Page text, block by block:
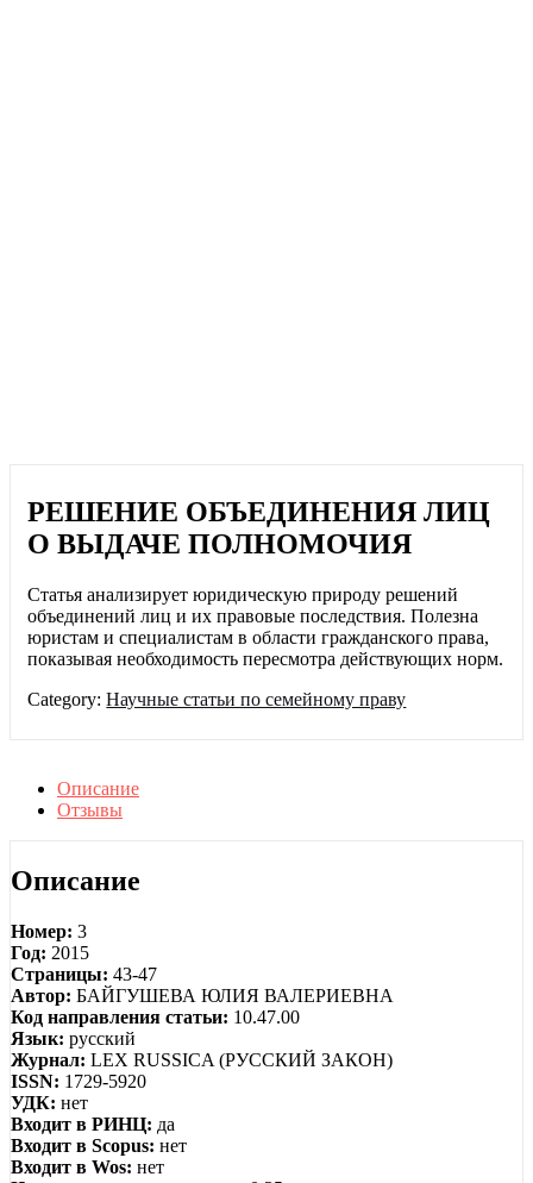
РЕШЕНИЕ ОБЪЕДИНЕНИЯ ЛИЦ
О ВЫДАЧЕ ПОЛНОМОЧИЯ
Статья анализирует юридическую природу решений
объединений лиц и их правовые последствия. Полезна
юристам и специалистам в области гражданского права,
показывая необходимость пересмотра действующих норм.
Category:Научные статьи по семейному праву
Описание
Отзывы
Описание
Номер: 3
Год: 2015
Страницы: 43-47
Автор: БАЙГУШЕВА ЮЛИЯ ВАЛЕРИЕВНА
Код направления статьи: 10.47.00
Язык: русский
Журнал: LEX RUSSICA (РУССКИЙ ЗАКОН)
ISSN: 1729-5920
УДК: нет
Входит в РИНЦ: да
Входит в Scopus: нет
Входит в Wos: нет